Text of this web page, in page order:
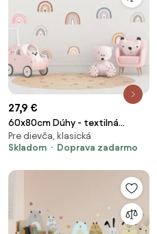
27,9 €
60x80cm Dúhy - textilná
nálepka na stenu
Pre dievča, klasická
Skladom
Doprava zadarmo